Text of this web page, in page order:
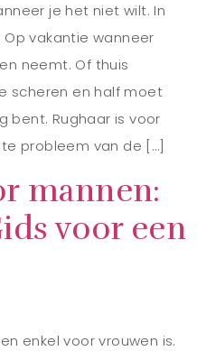
je het niet wilt. In
vakantie wanneer
neemt. Of thuis
scheren en half moet
bent. Rughaar is voor
probleem van de […]
mannen:
voor een
enkel voor vrouwen is.